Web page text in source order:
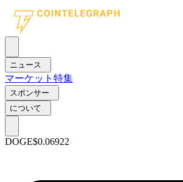
ニュース
マーケット 特集
スポンサー
について
DOGE$0.06922